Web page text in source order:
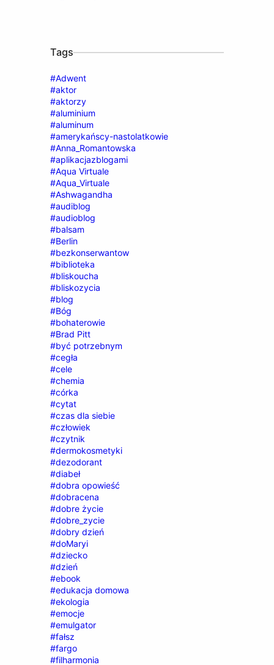
Tags
#Adwent
#aktor
#aktorzy
#aluminium
#aluminum
#amerykańscy-nastolatkowie
#Anna_Romantowska
#aplikacjazblogami
#Aqua Virtuale
#Aqua_Virtuale
#Ashwagandha
#audiblog
#audioblog
#balsam
#Berlin
#bezkonserwantow
#biblioteka
#bliskoucha
#bliskozycia
#blog
#Bóg
#bohaterowie
#Brad Pitt
#być potrzebnym
#cegła
#cele
#chemia
#córka
#cytat
#czas dla siebie
#człowiek
#czytnik
#dermokosmetyki
#dezodorant
#diabeł
#dobra opowieść
#dobracena
#dobre życie
#dobre_zycie
#dobry dzień
#doMaryi
#dziecko
#dzień
#ebook
#edukacja domowa
#ekologia
#emocje
#emulgator
#fałsz
#fargo
#filharmonia